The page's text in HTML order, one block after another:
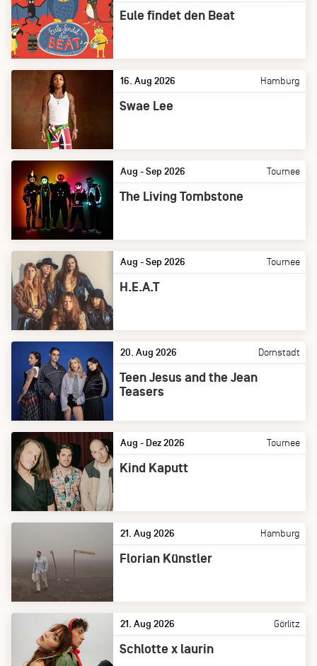
Eule findet den Beat
Hamburg
16. Aug 2026
Swae Lee
Tournee
Aug - Sep 2026
The Living Tombstone
Tournee
Aug - Sep 2026
H.E.A.T
Dornstadt
20. Aug 2026
Teen Jesus and the Jean
Teasers
Tournee
Aug - Dez 2026
Kind Kaputt
Hamburg
21. Aug 2026
Florian Künstler
Görlitz
21. Aug 2026
Schlotte x laurin